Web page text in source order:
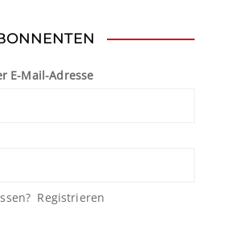
E-Mail-Adresse
Registrieren